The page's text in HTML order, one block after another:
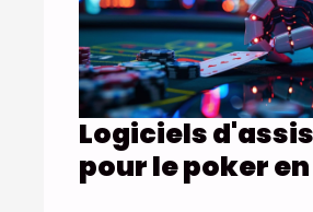
Logiciels
pour le poker